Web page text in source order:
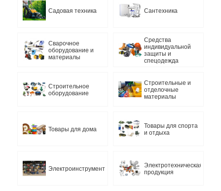
Садовая техника Сантехника
Сварочное
оборудование и
материалы
Средства
индивидуальной
защиты и
спецодежда
Строительное
оборудование
Строительные и
отделочные
материалы
Товары для дома
Товары для спорта
и отдыха
Электроинструмент
Электротехническая
продукция